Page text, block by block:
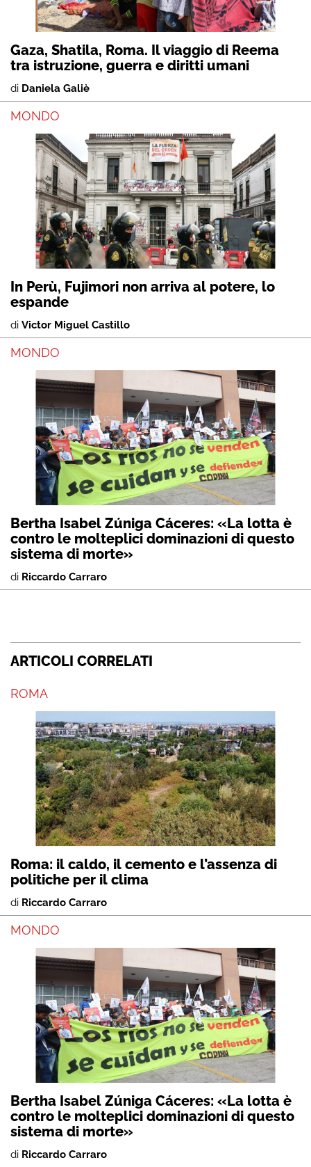
Gaza, Shatila, Roma. Il viaggio di Reema
tra istruzione, guerra e diritti umani
di Daniela Galiè
MONDO
In Perù, Fujimori non arriva al potere, lo
espande
di Victor Miguel Castillo
MONDO
Bertha Isabel Zúniga Cáceres: «La lotta è
contro le molteplici dominazioni di questo
sistema di morte»
di Riccardo Carraro
ARTICOLI CORRELATI
ROMA
Roma: il caldo, il cemento e l’assenza di
politiche per il clima
di Riccardo Carraro
MONDO
Bertha Isabel Zúniga Cáceres: «La lotta è
contro le molteplici dominazioni di questo
sistema di morte»
di Riccardo Carraro